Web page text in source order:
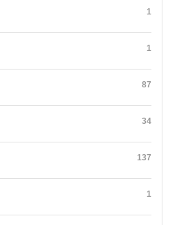
1
1
87
34
137
1